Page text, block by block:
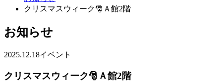
クリスマスウィーク🎅Ａ館2階
お知らせ
2025.12.18イベント
クリスマスウィーク🎅Ａ館2階